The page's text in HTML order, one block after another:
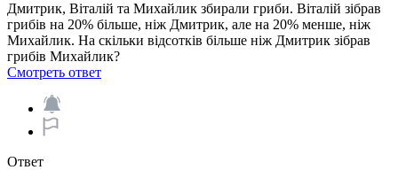
Дмитрик, Віталій та Михайлик збирали гриби. Віталій зібрав
грибів на 20% більше, ніж Дмитрик, але на 20% менше, ніж
Михайлик. На скільки відсотків більше ніж Дмитрик зібрав
грибів Михайлик?​
Смотреть ответ
Ответ